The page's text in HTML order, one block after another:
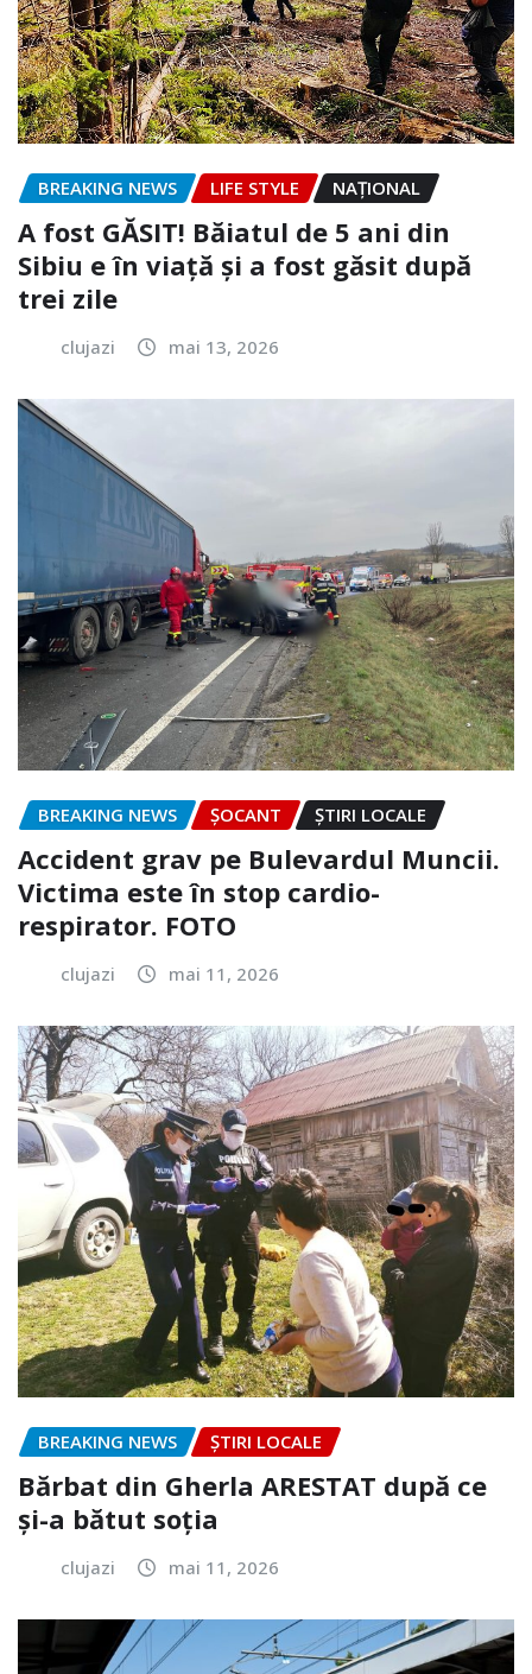
BREAKING NEWS LIFE STYLE NAŢIONAL
A fost GĂSIT! Băiatul de 5 ani din
Sibiu e în viață și a fost găsit după
trei zile
clujazi mai 13, 2026
BREAKING NEWS ȘOCANT ȘTIRI LOCALE
Accident grav pe Bulevardul Muncii.
Victima este în stop cardio-
respirator. FOTO
clujazi mai 11, 2026
BREAKING NEWS ȘTIRI LOCALE
Bărbat din Gherla ARESTAT după ce
și-a bătut soția
clujazi mai 11, 2026